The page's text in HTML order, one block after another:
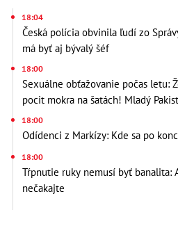
18:04
Česká polícia obvinila ľudí zo
má byť aj bývalý šéf
18:00
Sexuálne obťažovanie počas letu:
pocit mokra na šatách! Mladý
18:00
Odídenci z Markízy: Kde sa po
18:00
Tŕpnutie ruky nemusí byť banalita:
nečakajte